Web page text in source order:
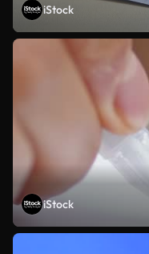
iStock
iStock